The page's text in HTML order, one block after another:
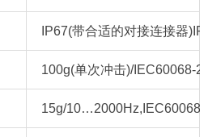
IP67(带合适的对接连接器
100g(单次冲击)/IEC60068-
15g/10…2000Hz,IEC60068-